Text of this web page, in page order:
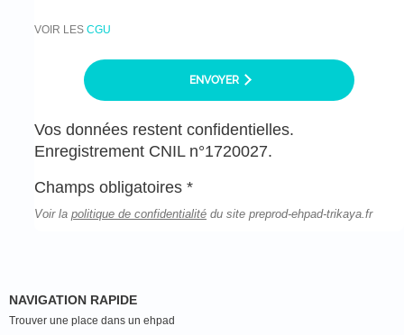
VOIR LES CGU
ENVOYER
Vos données restent confidentielles.
Enregistrement CNIL n°1720027.
Champs obligatoires *
Voir la politique de confidentialité du site preprod-ehpad-trikaya.fr
NAVIGATION RAPIDE
Trouver une place dans un ehpad